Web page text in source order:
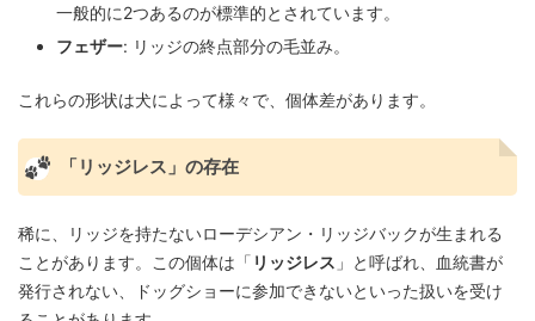
一般的に2つあるのが標準的とされています。
フェザー: リッジの終点部分の毛並み。
これらの形状は犬によって様々で、個体差があります。
「リッジレス」の存在
稀に、リッジを持たないローデシアン・リッジバックが生まれる
ことがあります。この個体は「 リッジレス 」と呼ばれ、血統書が
発行されない、ドッグショーに参加できないといった扱いを受け